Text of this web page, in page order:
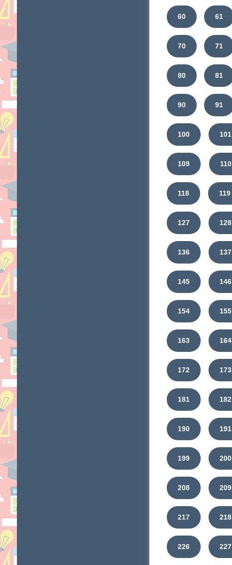
60 61
70 71
80 81
90 91
100 101
109 110
118 119
127 128
136 137
145 146
154 155
163 164
172 173
181 182
190 191
199 200
208 209
217 218
226 227